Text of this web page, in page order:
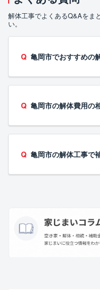
解体工事でよくあるQ&Aをま
い。
亀岡市でおすすめの
亀岡市の解体費用の
亀岡市の解体工事で